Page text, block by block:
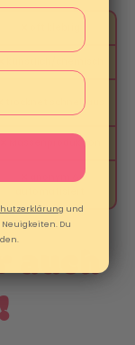
❌ trocknet schnell aus
❌ Massenproduktion
❌ anonym &
auch
und
Du